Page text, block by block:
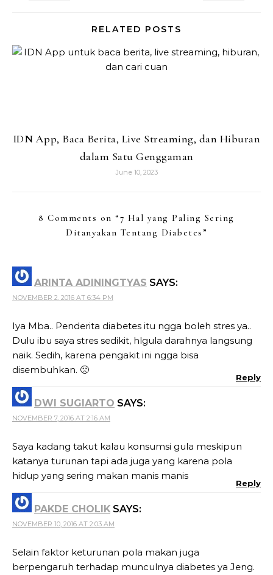
RELATED POSTS
IDN App, Baca Berita, Live Streaming, dan Hiburan
dalam Satu Genggaman
June 10, 2023
8 Comments on “7 Hal yang Paling Sering
Ditanyakan Tentang Diabetes ”
ARINTA ADININGTYAS SAYS:
NOVEMBER 2, 2016 AT 6:34 PM
Iya Mba.. Penderita diabetes itu ngga boleh stres ya..
Dulu ibu saya stres sedikit, hlgula darahnya langsung
naik. Sedih, karena pengakit ini ngga bisa
disembuhkan. 🙁
Reply
DWI SUGIARTO SAYS:
NOVEMBER 7, 2016 AT 2:16 AM
Saya kadang takut kalau konsumsi gula meskipun
katanya turunan tapi ada juga yang karena pola
hidup yang sering makan manis manis
Reply
PAKDE CHOLIK SAYS:
NOVEMBER 10, 2016 AT 2:03 AM
Selain faktor keturunan pola makan juga
berpengaruh terhadap munculnya diabetes ya Jeng.